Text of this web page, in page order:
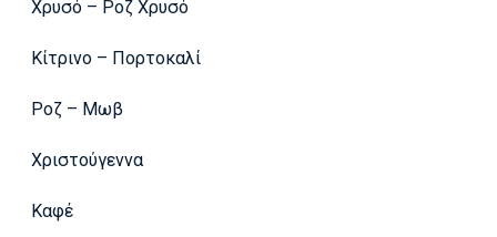
Χρυσό – Ροζ Χρυσό
Κίτρινο – Πορτοκαλί
Ροζ – Μωβ
Χριστούγεννα
Καφέ